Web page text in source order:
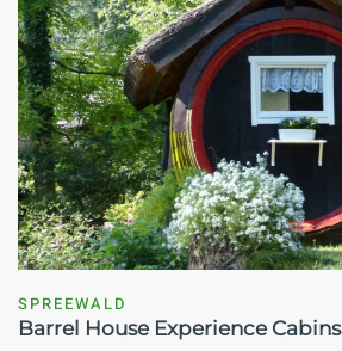
SPREEWALD
Barrel House Experience Cabins